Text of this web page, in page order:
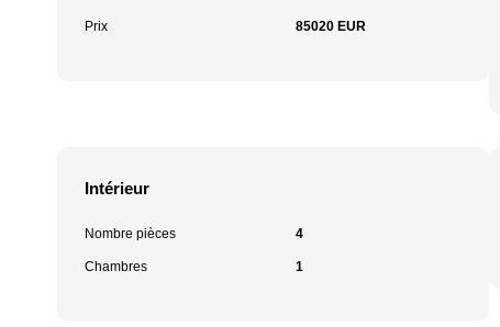
Prix 85020 EUR
Intérieur
Nombre pièces 4
Chambres 1